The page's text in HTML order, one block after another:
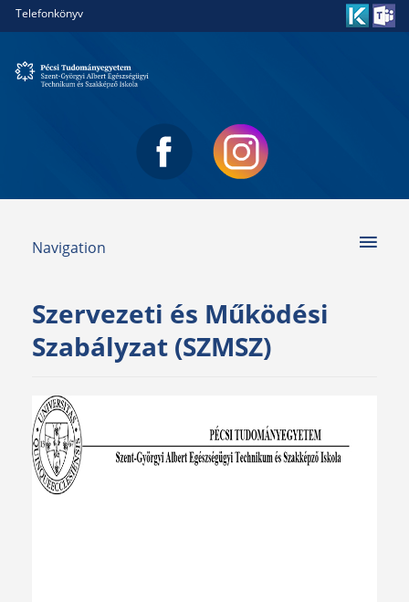
Telefonkönyv
Navigation
Szervezeti és Működési
Szabályzat (SZMSZ)